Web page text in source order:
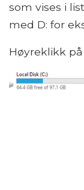
som vises i
med D: for
Høyreklikk